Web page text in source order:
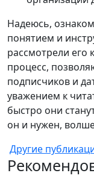
Надеюсь,
понятием и
рассмотрели
процесс,
подписчиков и
уважением к
быстро они
он и нужен,
Другие